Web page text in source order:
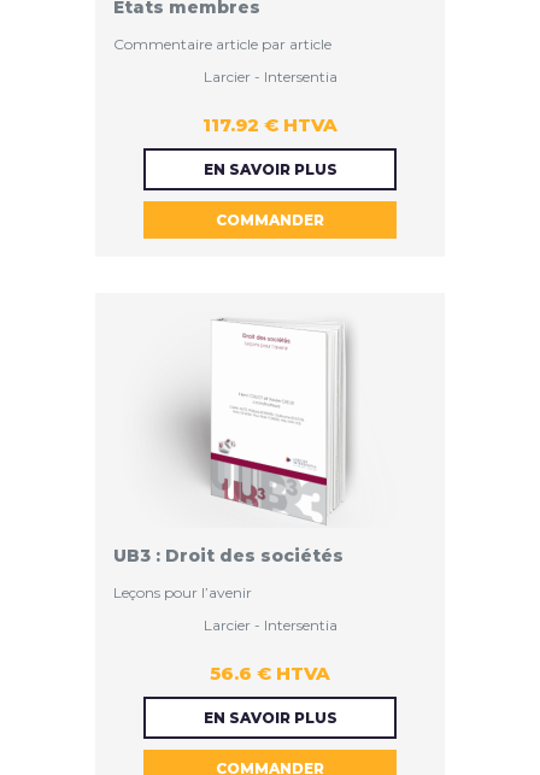
États membres
Commentaire article par article
117.92 € HTVA
Larcier - Intersentia
EN SAVOIR PLUS
COMMANDER
117.92 €
UB3 : Droit des sociétés
Leçons pour l’avenir
56.6 € HTVA
Larcier - Intersentia
EN SAVOIR PLUS
COMMANDER
56.6 €